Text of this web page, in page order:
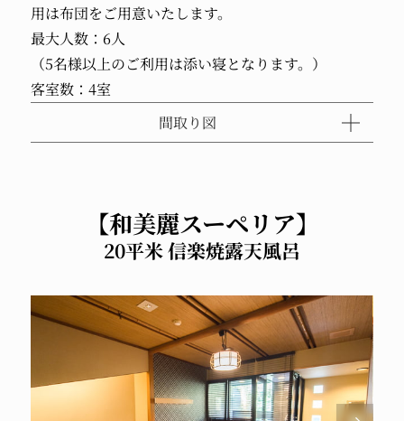
用は布団をご用意いたします。
最大人数：6人
（5名様以上のご利用は添い寝となります。）
客室数：4室
間取り図
【和美麗スーペリア】
20平米 信楽焼露天風呂